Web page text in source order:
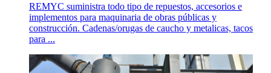
REMYC suministra todo tipo de repuestos, accesorios e
implementos para maquinaria de obras públicas y
construcción. Cadenas/orugas de caucho y metalicas, tacos
para ...